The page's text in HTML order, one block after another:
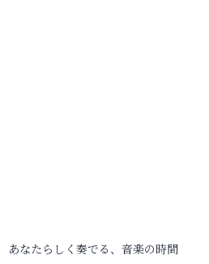
あなたらしく奏でる、音楽の時間